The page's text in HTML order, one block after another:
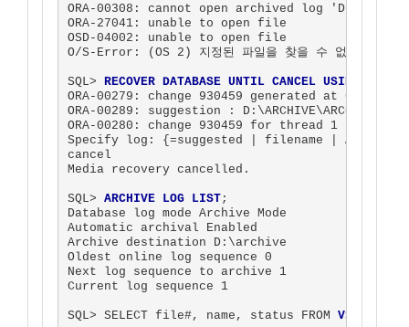
ORA-00308: cannot open archived log
ORA-27041: unable to open file
OSD-04002: unable to open file
O/S-Error: (OS 2) 지정된 파일을 찾을 수 없습니다.
SQL> RECOVER DATABASE UNTIL CANCEL USING
ORA-00279: change 930459 generated at 05/07/
ORA-00289: suggestion :
ORA-00280: change 930459 for thread 1 is in
Specify log: {=suggested | filename | AUTO |
cancel
Media recovery cancelled.
SQL> ARCHIVE LOG LIST;
Database log mode Archive Mode
Automatic archival Enabled
Archive destination D:\archive
Oldest online log sequence 0
Next log sequence to archive 1
Current log sequence 1
SQL> SELECT file#, name, status FROM